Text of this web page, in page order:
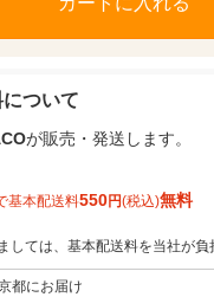
ついて
が販売・発送します。
基本配送料550円(税込)無料
しては、基本配送料を当社が負
都にお届け